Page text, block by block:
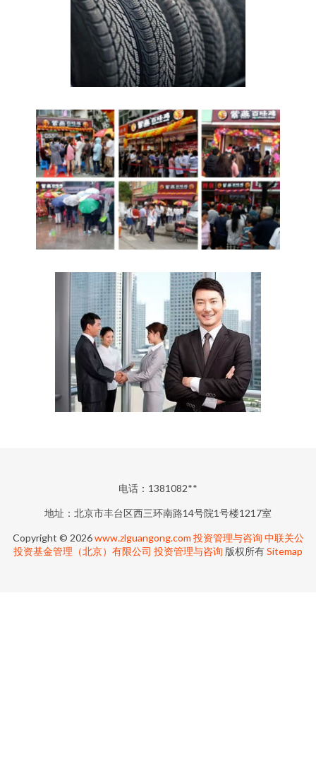
电话：1381082**
地址：北京市丰台区西三环南路14号院1号楼1217室
Copyright © 2026www.zlguangong.com 投资管理与咨询 中联关公
投资基金管理（北京）有限公司 投资管理与咨询 版权所有Sitemap